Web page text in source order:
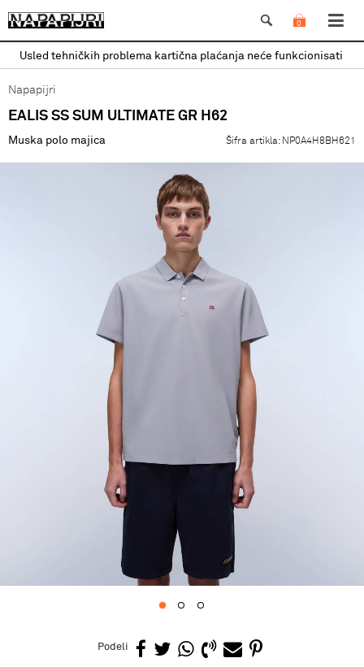
0
Usled tehničkih problema kartična plaćanja neće funkcionisati
Napapijri
EALIS SS SUM ULTIMATE GR H62
Muska polo majica Šifra artikla: NP0A4H8BH621
Podeli